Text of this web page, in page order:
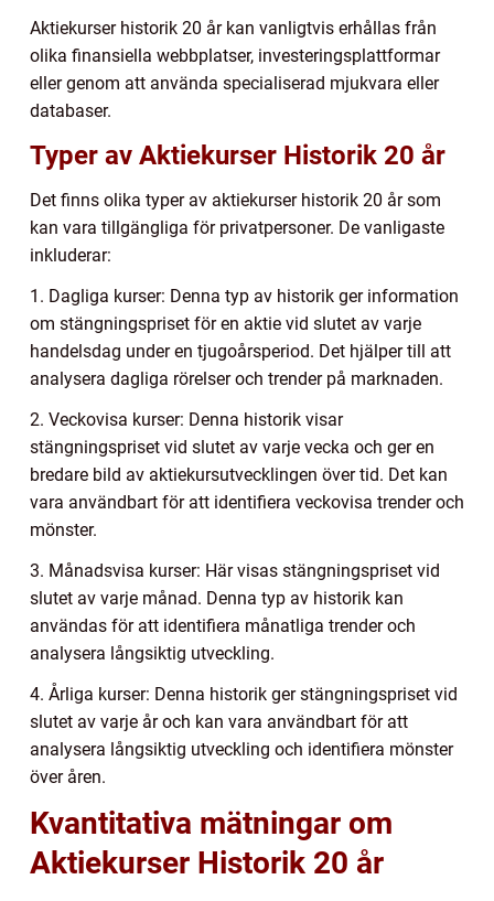
Aktiekurser historik 20 år kan vanligtvis erhållas från
olika finansiella webbplatser, investeringsplattformar
eller genom att använda specialiserad mjukvara eller
databaser.
Typer av Aktiekurser Historik 20 år
Det finns olika typer av aktiekurser historik 20 år som
kan vara tillgängliga för privatpersoner. De vanligaste
inkluderar:
1. Dagliga kurser: Denna typ av historik ger information
om stängningspriset för en aktie vid slutet av varje
handelsdag under en tjugoårsperiod. Det hjälper till att
analysera dagliga rörelser och trender på marknaden.
2. Veckovisa kurser: Denna historik visar
stängningspriset vid slutet av varje vecka och ger en
bredare bild av aktiekursutvecklingen över tid. Det kan
vara användbart för att identifiera veckovisa trender och
mönster.
3. Månadsvisa kurser: Här visas stängningspriset vid
slutet av varje månad. Denna typ av historik kan
användas för att identifiera månatliga trender och
analysera långsiktig utveckling.
4. Årliga kurser: Denna historik ger stängningspriset vid
slutet av varje år och kan vara användbart för att
analysera långsiktig utveckling och identifiera mönster
över åren.
Kvantitativa mätningar om
Aktiekurser Historik 20 år